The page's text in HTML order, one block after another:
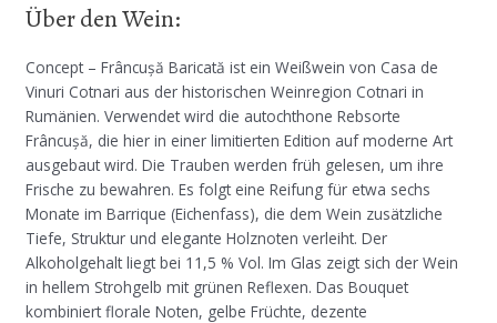
Über den Wein:
Concept – Frâncușă Baricată ist ein Weißwein von Casa de
Vinuri Cotnari aus der historischen Weinregion Cotnari in
Rumänien. Verwendet wird die autochthone Rebsorte
Frâncușă, die hier in einer limitierten Edition auf moderne Art
ausgebaut wird. Die Trauben werden früh gelesen, um ihre
Frische zu bewahren. Es folgt eine Reifung für etwa sechs
Monate im Barrique (Eichenfass), die dem Wein zusätzliche
Tiefe, Struktur und elegante Holznoten verleiht. Der
Alkoholgehalt liegt bei 11,5 % Vol. Im Glas zeigt sich der Wein
in hellem Strohgelb mit grünen Reflexen. Das Bouquet
kombiniert florale Noten, gelbe Früchte, dezente